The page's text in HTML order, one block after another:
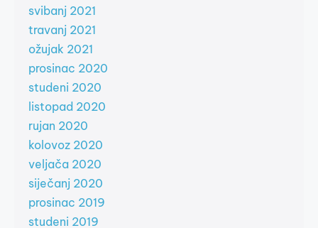
svibanj 2021
travanj 2021
ožujak 2021
prosinac 2020
studeni 2020
listopad 2020
rujan 2020
kolovoz 2020
veljača 2020
siječanj 2020
prosinac 2019
studeni 2019